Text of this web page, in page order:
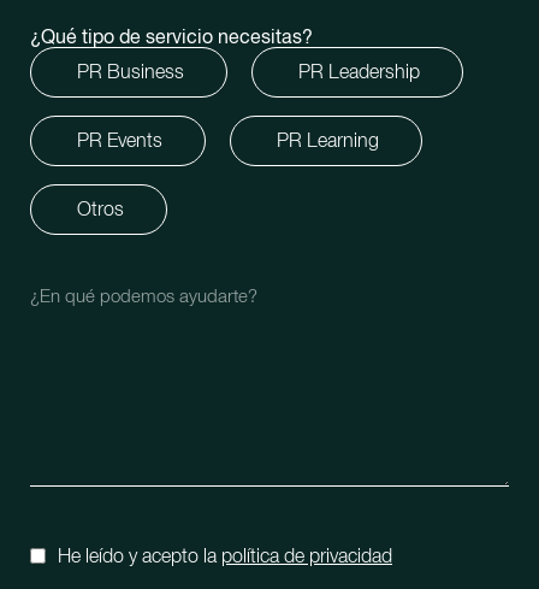
¿Qué tipo de servicio necesitas?
PR Business
PR Leadership
PR Events PR Learning
Otros
He leído y acepto la política de privacidad